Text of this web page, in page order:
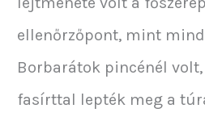
ellenőrzőpont, mint
Borbarátok pincénél
fasírttal lepték meg a